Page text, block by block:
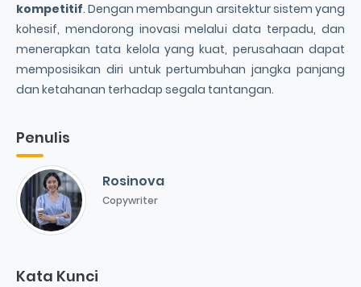
kompetitif. Dengan membangun arsitektur sistem yang
kohesif, mendorong inovasi melalui data terpadu, dan
menerapkan tata kelola yang kuat, perusahaan dapat
memposisikan diri untuk pertumbuhan jangka panjang
dan ketahanan terhadap segala tantangan.
Penulis
Rosinova
Copywriter
Kata Kunci